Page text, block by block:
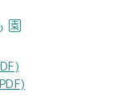
園